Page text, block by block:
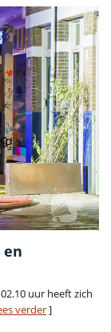
uur heeft zich
verder]